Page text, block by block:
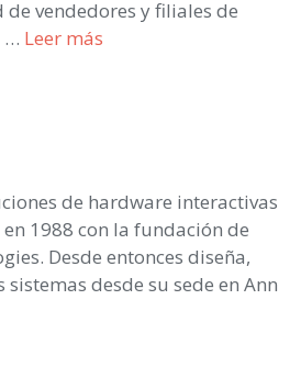
vendedores y filiales de
… Leer más
de hardware interactivas
1988 con la fundación de
Desde entonces diseña,
desde su sede en Ann